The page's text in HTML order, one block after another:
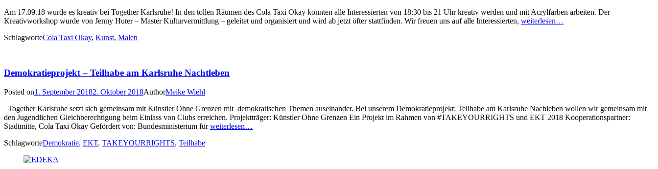
Am 17.09.18 wurde es kreativ bei Together Karlsruhe! In den tollen Räumen des Cola Taxi Okay konnten alle Interessierten von 18:30 bis 21 Uhr kreativ werden und mit Acrylfarben arbeiten. Der
Kreativworkshop wurde von Jenny Huter – Master Kulturvermittlung – geleitet und organisiert und wird ab jetzt öfter stattfinden. Wir freuen uns auf alle Interessierten, weiterlesen…
SchlagworteCola Taxi Okay, Kunst, Malen
Demokratieprojekt – Teilhabe am Karlsruhe Nachtleben
Posted on1. September 20182. Oktober 2018AuthorMeike Wiehl
Together Karlsruhe setzt sich gemeinsam mit Künstler Ohne Grenzen mit demokratischen Themen auseinander. Bei unserem Demokratieprojekt: Teilhabe am Karlsruhe Nachleben wollen wir gemeinsam mit
den Jugendlichen Gleichberechtigung beim Einlass von Clubs erreichen. Projektträger: Künstler Ohne Grenzen Ein Projekt im Rahmen von #TAKEYOURRIGHTS und EKT 2018 Kooperationspartner:
Stadtmitte, Cola Taxi Okay Gefördert von: Bundesministerium fürweiterlesen…
SchlagworteDemokratie, EKT, TAKEYOURRIGHTS, Teilhabe